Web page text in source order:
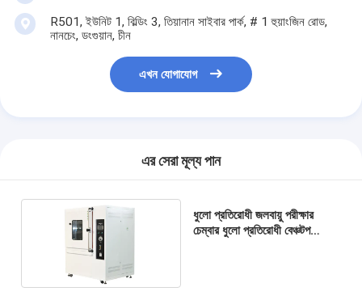
R501, ইউনিট 1, বিল্ডিং 3, তিয়ানান সাইবার পার্ক, # 1 হুয়াংজিন রোড,
নানচেং, ডংগুয়ান, চীন
এখন যোগাযোগ
এর সেরা মূল্য পান
ধুলো প্রতিরোধী জলবায়ু পরীক্ষার
চেম্বার ধুলো প্রতিরোধী বেঞ্চটপ